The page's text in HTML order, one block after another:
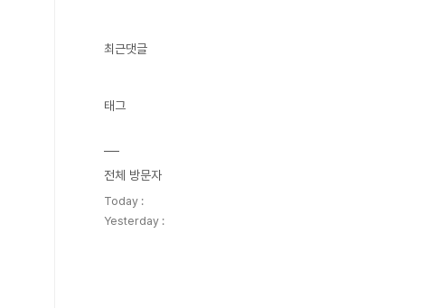
최근댓글
태그
전체 방문자
Today :
Yesterday :